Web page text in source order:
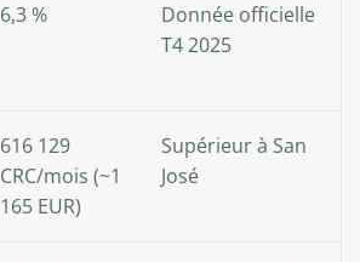
6,3 %
Donnée officielle
T4 2025
616 129
CRC/mois (~1
165 EUR)
Supérieur à San
José